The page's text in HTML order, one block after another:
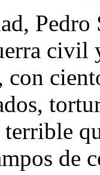
civil
de